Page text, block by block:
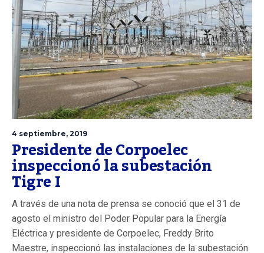
4 septiembre, 2019
Presidente de Corpoelec
inspeccionó la subestación
Tigre I
A través de una nota de prensa se conoció que el 31 de
agosto el ministro del Poder Popular para la Energía
Eléctrica y presidente de Corpoelec, Freddy Brito
Maestre, inspeccionó las instalaciones de la subestación